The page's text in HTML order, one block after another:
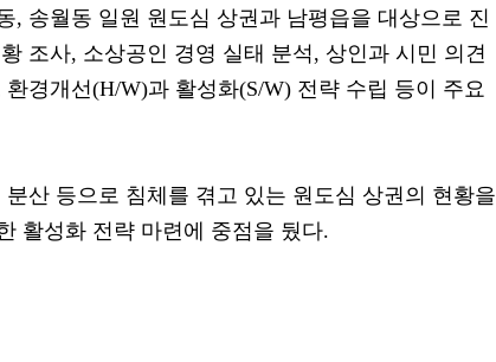
, 송월동 일원 원도심 상권과 남평읍을 대상으로 진
조사, 소상공인 경영 실태 분석, 상인과 시민 의견
경개선(H/W)과 활성화(S/W) 전략 수립 등이 주요
산 등으로 침체를 겪고 있는 원도심 상권의 현황을
활성화 전략 마련에 중점을 뒀다.